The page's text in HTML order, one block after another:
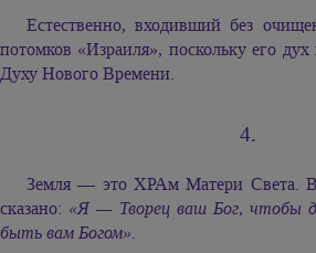
Естественно, входивший без
потомков «Израиля», поскольку его дух
Духу Нового Времени.
4.
Земля — это ХРАм Матери Света.
сказано: «Я — Творец ваш Бог, чтобы
быть вам Богом».